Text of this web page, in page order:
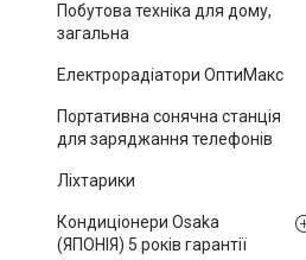
Побутова техніка для дому,
загальна
Електрорадіатори ОптиМакс
Портативна сонячна станція
для заряджання телефонів
Ліхтарики
Кондиціонери Osaka
(ЯПОНІЯ) 5 років гарантії